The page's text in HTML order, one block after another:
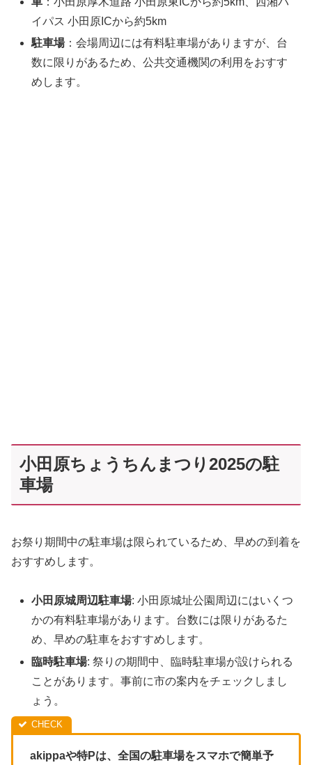
イパス 小田原ICから約5km
駐車場：会場周辺には有料駐車場がありますが、台
数に限りがあるため、公共交通機関の利用をおすす
めします。
小田原ちょうちんまつり2025の駐
車場
お祭り期間中の駐車場は限られているため、早めの到着を
おすすめします。
小田原城周辺駐車場: 小田原城址公園周辺にはいくつ
かの有料駐車場があります。台数には限りがあるた
め、早めの駐車をおすすめします。
臨時駐車場: 祭りの期間中、臨時駐車場が設けられる
ことがあります。事前に市の案内をチェックしまし
ょう。
akippaや特Pは、全国の駐車場をスマホで簡単予